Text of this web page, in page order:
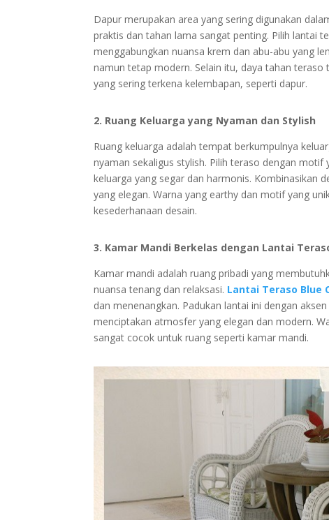
Dapur merupakan area yang sering digunakan
praktis dan tahan lama sangat penting. Pilih lantai
menggabungkan nuansa krem dan abu-abu yang
namun tetap modern. Selain itu, daya tahan
yang sering terkena kelembapan, seperti dapur.
2. Ruang Keluarga yang Nyaman dan Stylish
Ruang keluarga adalah tempat berkumpulnya
nyaman sekaligus stylish. Pilih teraso dengan
keluarga yang segar dan harmonis. Kombinasikan
yang elegan. Warna yang earthy dan motif yang
kesederhanaan desain.
3. Kamar Mandi Berkelas dengan Lantai
Kamar mandi adalah ruang pribadi yang
nuansa tenang dan relaksasi. Lantai Teraso Blue
dan menenangkan. Padukan lantai ini dengan
menciptakan atmosfer yang elegan dan modern.
sangat cocok untuk ruang seperti kamar mandi.